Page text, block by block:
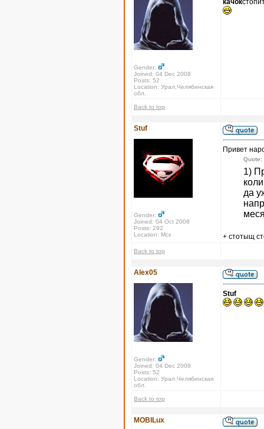
Gender:
Joined: 04 Dec 2008
Posts: 52
Location: Урал,Челябинская
обл.
качок
Back to top
Stuf
Gender:
Joined: 04 Oct 2008
Posts: 292
Location: Мск
Привет
Quote:
1)
да
+ стотыщ
Back to top
Alex05
Gender:
Joined: 04 Dec 2008
Posts: 52
Location: Урал,Челябинская
обл.
Stuf
Back to top
MOBILux